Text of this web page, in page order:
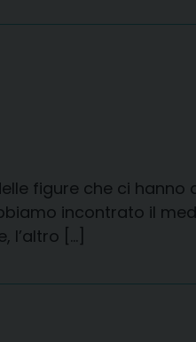
figure che ci
incontrato il
[…]